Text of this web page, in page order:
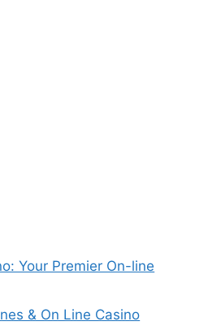
Your Premier On-line
& On Line Casino